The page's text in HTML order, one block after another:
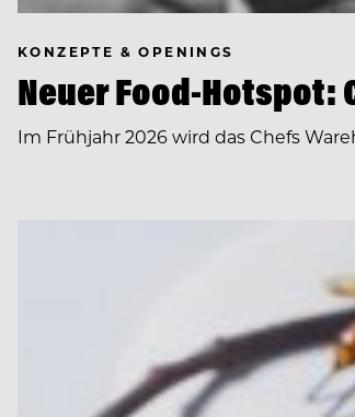
KONZEPTE & OPENINGS
Neuer Food-Hotspot:
Im Frühjahr 2026 wird das Chefs